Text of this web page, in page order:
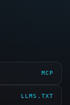
MCP
LLMS.TXT